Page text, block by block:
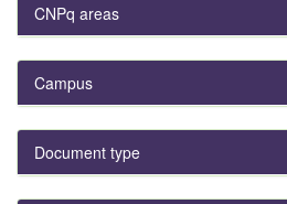
CNPq areas
Campus
Document type